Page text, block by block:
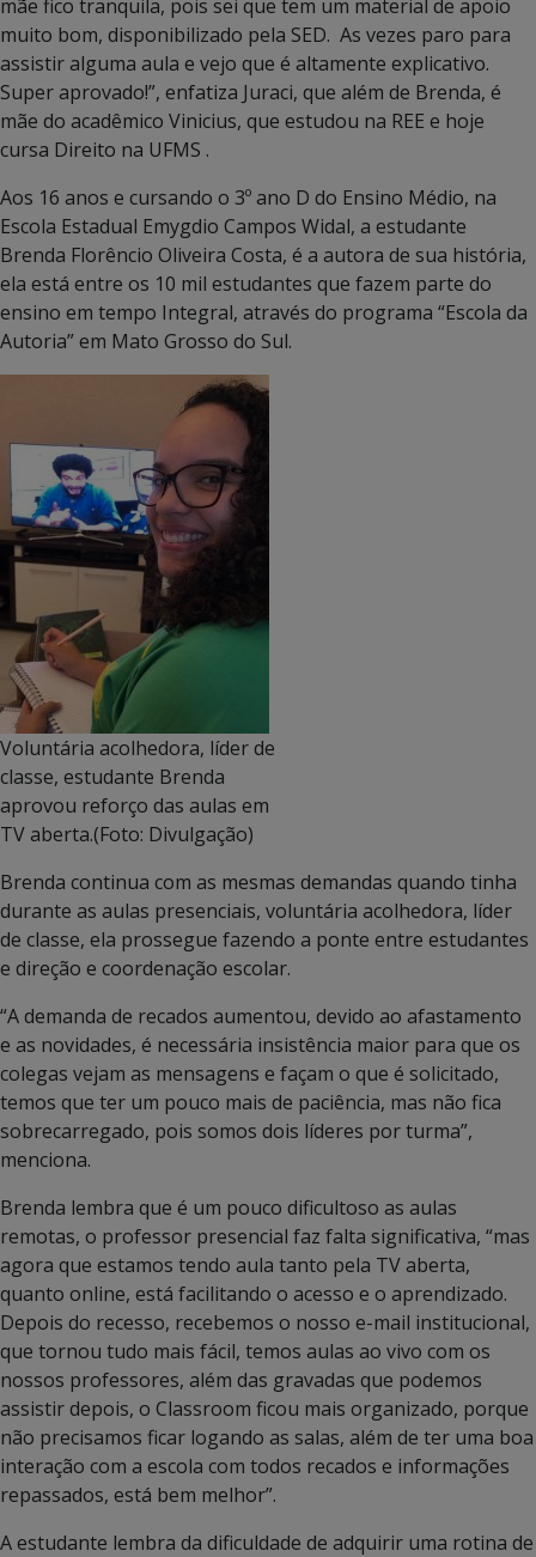
mãe fico tranquila, pois sei que tem um material de apoio
muito bom, disponibilizado pela SED. As vezes paro para
assistir alguma aula e vejo que é altamente explicativo.
Super aprovado!”, enfatiza Juraci, que além de Brenda, é
mãe do acadêmico Vinicius, que estudou na REE e hoje
cursa Direito na UFMS .
Aos 16 anos e cursando o 3º ano D do Ensino Médio, na
Escola Estadual Emygdio Campos Widal, a estudante
Brenda Florêncio Oliveira Costa, é a autora de sua história,
ela está entre os 10 mil estudantes que fazem parte do
ensino em tempo Integral, através do programa “Escola da
Autoria” em Mato Grosso do Sul.
Voluntária acolhedora, líder de
classe, estudante Brenda
aprovou reforço das aulas em
TV aberta.(Foto: Divulgação)
Brenda continua com as mesmas demandas quando tinha
durante as aulas presenciais, voluntária acolhedora, líder
de classe, ela prossegue fazendo a ponte entre estudantes
e direção e coordenação escolar.
“A demanda de recados aumentou, devido ao afastamento
e as novidades, é necessária insistência maior para que os
colegas vejam as mensagens e façam o que é solicitado,
temos que ter um pouco mais de paciência, mas não fica
sobrecarregado, pois somos dois líderes por turma”,
menciona.
Brenda lembra que é um pouco dificultoso as aulas
remotas, o professor presencial faz falta significativa, “mas
agora que estamos tendo aula tanto pela TV aberta,
quanto online, está facilitando o acesso e o aprendizado.
Depois do recesso, recebemos o nosso e-mail institucional,
que tornou tudo mais fácil, temos aulas ao vivo com os
nossos professores, além das gravadas que podemos
assistir depois, o Classroom ficou mais organizado, porque
não precisamos ficar logando as salas, além de ter uma boa
interação com a escola com todos recados e informações
repassados, está bem melhor”.
A estudante lembra da dificuldade de adquirir uma rotina de